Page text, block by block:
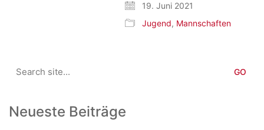
19. Juni 2021
Jugend, Mannschaften
for:
Neueste Beiträge